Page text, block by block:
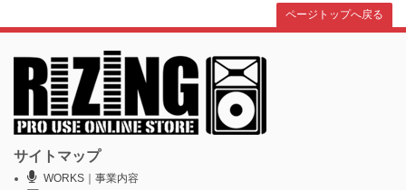
ページトップへ戻る
サイトマップ
WORKS｜事業内容